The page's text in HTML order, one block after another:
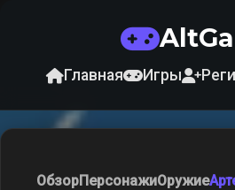
Главная Игры
ОбзорПерсонажиОружие